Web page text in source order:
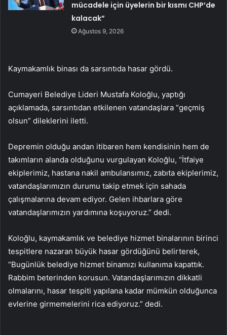
mücadele için üyelerin bir kısmı CHP’de
kalacak”
Ağustos 9, 2026
Kaymakamlık binası da sarsıntıda hasar gördü.
Cumayeri Belediye Lideri Mustafa Koloğlu, yaptığı
açıklamada, sarsıntıdan etkilenen vatandaşlara “geçmiş
olsun” dileklerini iletti.
Depremin olduğu andan itibaren hem kendisinin hem de
takımların alanda olduğunu vurgulayan Koloğlu, “İtfaiye
ekiplerimiz, hastana nakil ambulansımız, zabıta ekiplerimiz,
vatandaşlarımızın durumu takip etmek için sahada
çalışmalarına devam ediyor. Gelen ihbarlara göre
vatandaşlarımızın yardımına koşuyoruz.” dedi.
Koloğlu, kaymakamlık ve belediye hizmet binalarının birinci
tespitlere nazaran büyük hasar gördüğünü belirterek,
“Bugünlük belediye hizmet binamızı kullanıma kapattık.
Rabbim beterinden korusun. Vatandaşlarımızın dikkatli
olmalarını, hasar tespiti yapılana kadar mümkün olduğunca
evlerine girmemelerini rica ediyoruz.” dedi.